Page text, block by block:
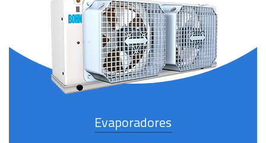
Evaporadores